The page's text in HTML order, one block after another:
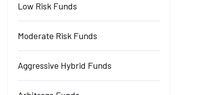
Low Risk Funds
Moderate Risk Funds
Aggressive Hybrid Funds